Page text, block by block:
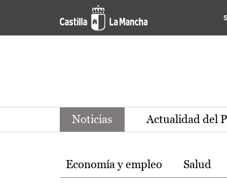
Pasar al contenido principal
Noticias de la región de
Noticias Actualidad del
Temas
Economía y empleo Salud